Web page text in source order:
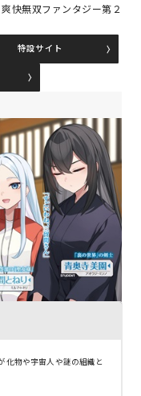
快無双ファンタジー第２
特設サイト
物や宇宙人や謎の組織と